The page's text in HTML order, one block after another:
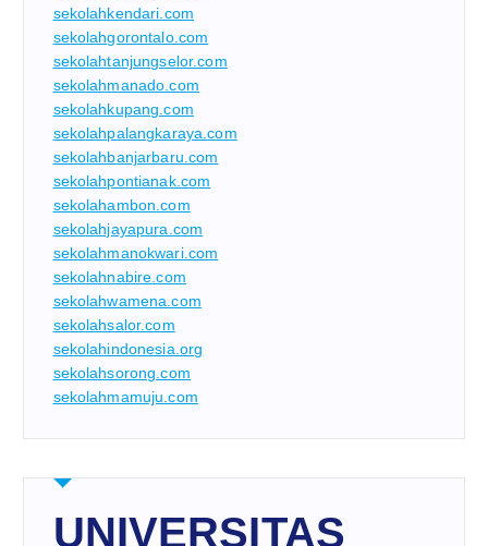
sekolahkendari.com
sekolahgorontalo.com
sekolahtanjungselor.com
sekolahmanado.com
sekolahkupang.com
sekolahpalangkaraya.com
sekolahbanjarbaru.com
sekolahpontianak.com
sekolahambon.com
sekolahjayapura.com
sekolahmanokwari.com
sekolahnabire.com
sekolahwamena.com
sekolahsalor.com
sekolahindonesia.org
sekolahsorong.com
sekolahmamuju.com
UNIVERSITAS